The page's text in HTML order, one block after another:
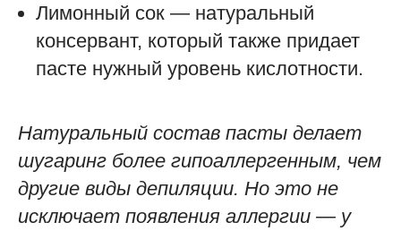
Лимонный сок — натуральный
консервант, который также придает
пасте нужный уровень кислотности.
Натуральный состав пасты делает
шугаринг более гипоаллергенным, чем
другие виды депиляции. Но это не
исключает появления аллергии — у